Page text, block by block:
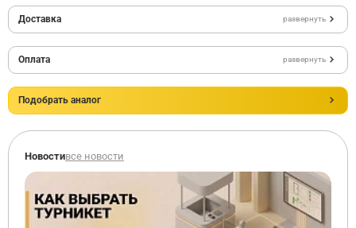
Доставка развернуть
Оплата развернуть
Подобрать аналог
Новостивсе новости